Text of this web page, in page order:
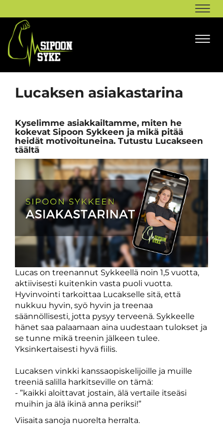
Lucaksen asiakastarina
Kyselimme asiakkailtamme, miten he
kokevat Sipoon Sykkeen ja mikä pitää
heidät motivoituneina. Tutustu Lucakseen
täältä
Lucas on treenannut Sykkeellä noin 1,5 vuotta,
aktiivisesti kuitenkin vasta puoli vuotta.
Hyvinvointi tarkoittaa Lucakselle sitä, että
nukkuu hyvin, syö hyvin ja treenaa
säännöllisesti, jotta pysyy terveenä. Sykkeelle
hänet saa palaamaan aina uudestaan tulokset ja
se tunne mikä treenin jälkeen tulee.
Yksinkertaisesti hyvä fiilis.
Lucaksen vinkki kanssaopiskelijoille ja muille
treeniä salilla harkitseville on tämä:
- ”kaikki aloittavat jostain, älä vertaile itseäsi
muihin ja älä ikinä anna periksi!”
Viisaita sanoja nuorelta herralta.